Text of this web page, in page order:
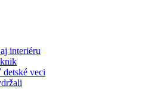
interiéru
veci